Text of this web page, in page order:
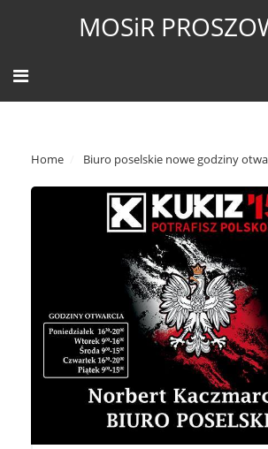
MOSiR
Home Biuro poselskie nowe godziny